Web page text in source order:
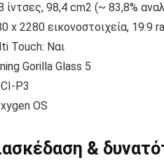
ίντσες, 98,4 cm2 (~ 83,8%
x 2280 εικονοστοιχεία, 19:9
Touch: Ναι
Gorilla Glass 5
P3
OS
&